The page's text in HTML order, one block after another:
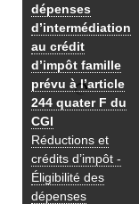
dépenses
d’intermédiation
au crédit
d’impôt famille
prévu à l’article
244 quater F du
CGI
Réductions et
crédits d’impôt -
Éligibilité des
dépenses